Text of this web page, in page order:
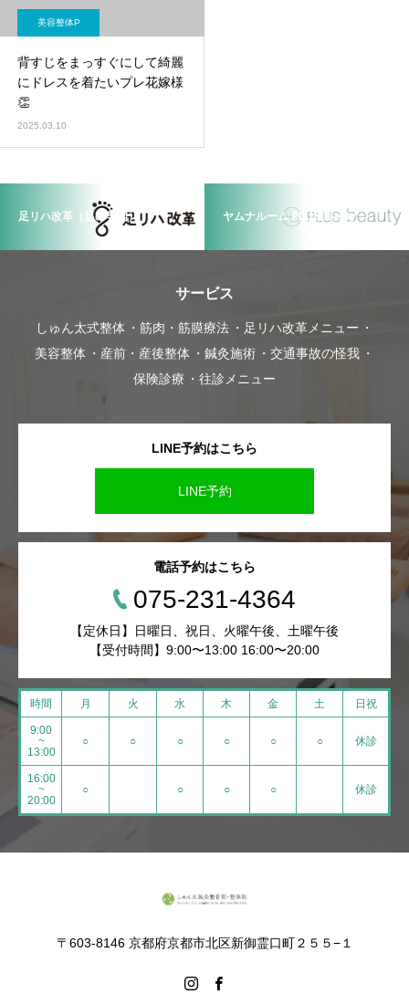
美容整体P
背すじをまっすぐにして綺麗
にドレスを着たいプレ花嫁様
👏
2025.03.10
足リハ改革（足の専門） ヤムナルーム PLUSbeauty
サービス
しゅん太式整体 筋肉・筋膜療法
足リハ改革メニュー
美容整体
産前・産後整体 鍼灸施術
交通事故の怪我
保険診療
往診メニュー
LINE予約はこちら
LINE予約
電話予約はこちら
075-231-4364
【定休日】日曜日、祝日、火曜午後、土曜午後
【受付時間】9:00〜13:00 16:00〜20:00
時間 月 火 水 木 金 土 日祝
9:00
~
13:00
○ ○ ○ ○ ○ ○ 休診
16:00
~
20:00
○ ○ ○ ○ 休診
〒603-8146 京都府京都市北区新御霊口町２５５−１